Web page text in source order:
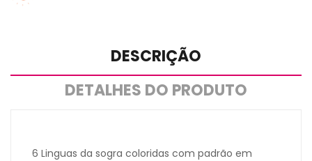
DESCRIÇÃO
DETALHES DO PRODUTO
6 Linguas da sogra coloridas com padrão em